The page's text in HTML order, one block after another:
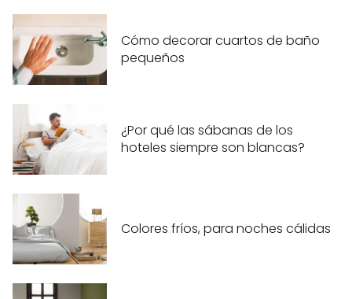
Cómo decorar cuartos de baño
pequeños
¿Por qué las sábanas de los
hoteles siempre son blancas?
Colores fríos, para noches cálidas